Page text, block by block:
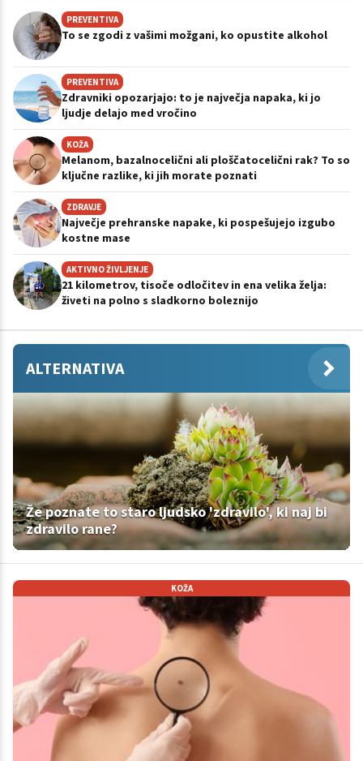
PREVENTIVA
To se zgodi z vašimi možgani, ko opustite alkohol
PREVENTIVA
Zdravniki opozarjajo: to je največja napaka, ki jo
ljudje delajo med vročino
KOŽA
Melanom, bazalnocelični ali ploščatocelični rak? To so
ključne razlike, ki jih morate poznati
ZDRAVJE
Največje prehranske napake, ki pospešujejo izgubo
kostne mase
AKTIVNO ŽIVLJENJE
21 kilometrov, tisoče odločitev in ena velika želja:
živeti na polno s sladkorno boleznijo
ALTERNATIVA
Že poznate to staro ljudsko 'zdravilo', ki naj bi
zdravilo rane?
KOŽA